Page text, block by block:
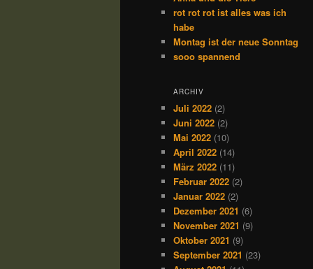
rot rot rot ist alles was ich
habe
Montag ist der neue Sonntag
sooo spannend
ARCHIV
Juli 2022 (2)
Juni 2022 (2)
Mai 2022 (10)
April 2022 (14)
März 2022 (11)
Februar 2022 (2)
Januar 2022 (2)
Dezember 2021 (6)
November 2021 (9)
Oktober 2021 (9)
September 2021 (23)